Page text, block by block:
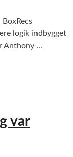
logik indbygget
Anthony …
var